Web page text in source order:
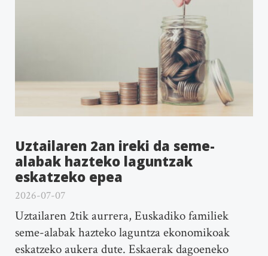
Uztailaren 2an ireki da seme-
alabak hazteko laguntzak
eskatzeko epea
2026-07-07
Uztailaren 2tik aurrera, Euskadiko familiek
seme-alabak hazteko laguntza ekonomikoak
eskatzeko aukera dute. Eskaerak dagoeneko